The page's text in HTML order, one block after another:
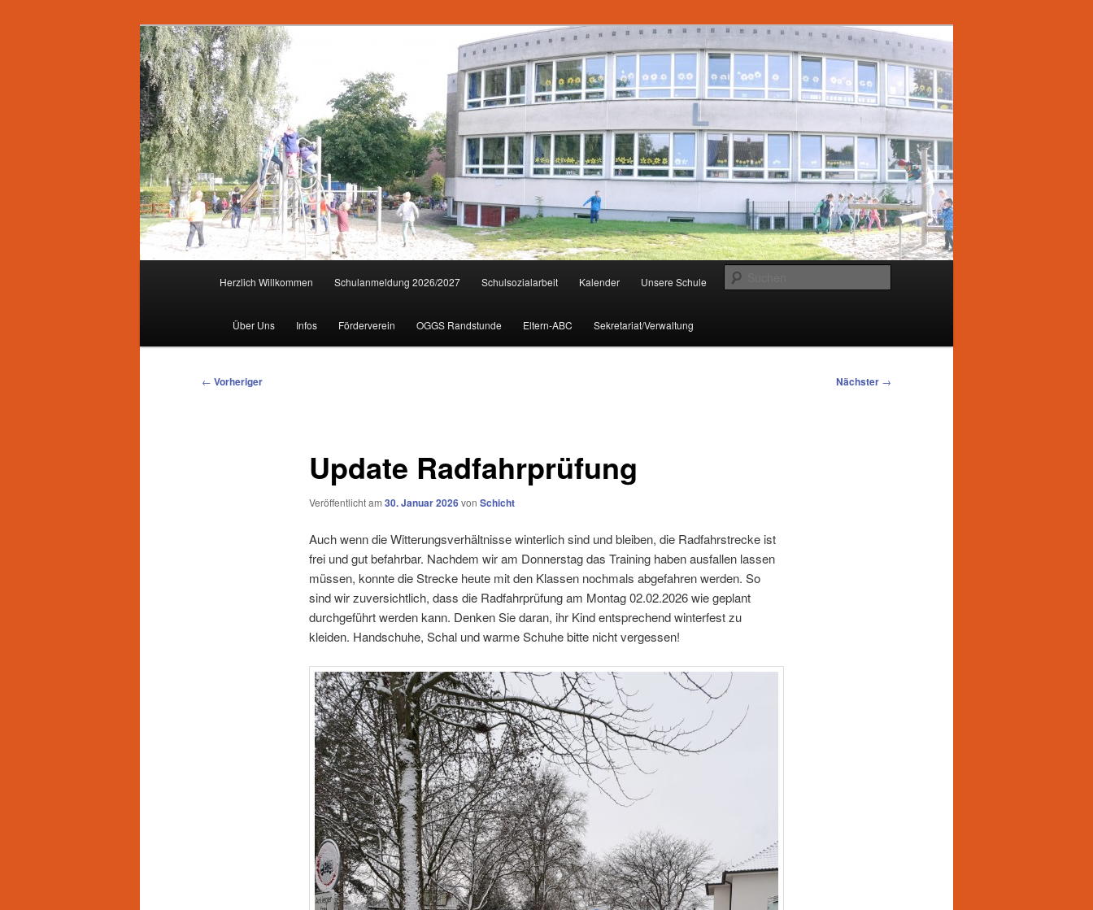
Herzlich Willkommen Schulanmeldung 2026/2027 Schulsozialarbeit Kalender Unsere Schule
Über Uns Infos Förderverein OGGS Randstunde Eltern-ABC Sekretariat/Verwaltung
Beitragsnavigation
← Vorheriger Nächster →
Update Radfahrprüfung
Veröffentlicht am 30. Januar 2026von Schicht
Auch wenn die Witterungsverhältnisse winterlich sind und bleiben, die Radfahrstrecke ist
frei und gut befahrbar. Nachdem wir am Donnerstag das Training haben ausfallen lassen
müssen, konnte die Strecke heute mit den Klassen nochmals abgefahren werden. So
sind wir zuversichtlich, dass die Radfahrprüfung am Montag 02.02.2026 wie geplant
durchgeführt werden kann. Denken Sie daran, ihr Kind entsprechend winterfest zu
kleiden. Handschuhe, Schal und warme Schuhe bitte nicht vergessen!